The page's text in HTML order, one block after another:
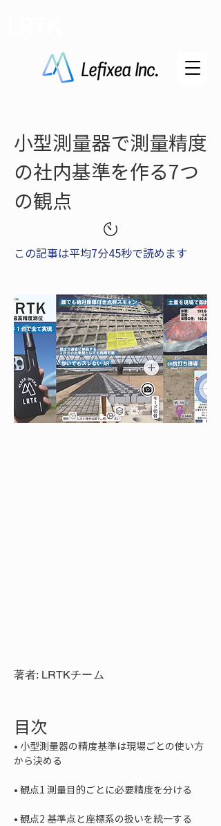
小型測量器で測量精度
の社内基準を作る7つ
の観点
この記事は平均7分45秒で読めます
著者: LRTKチーム
目次
• 小型測量器の精度基準は現場ごとの使い方
•
•